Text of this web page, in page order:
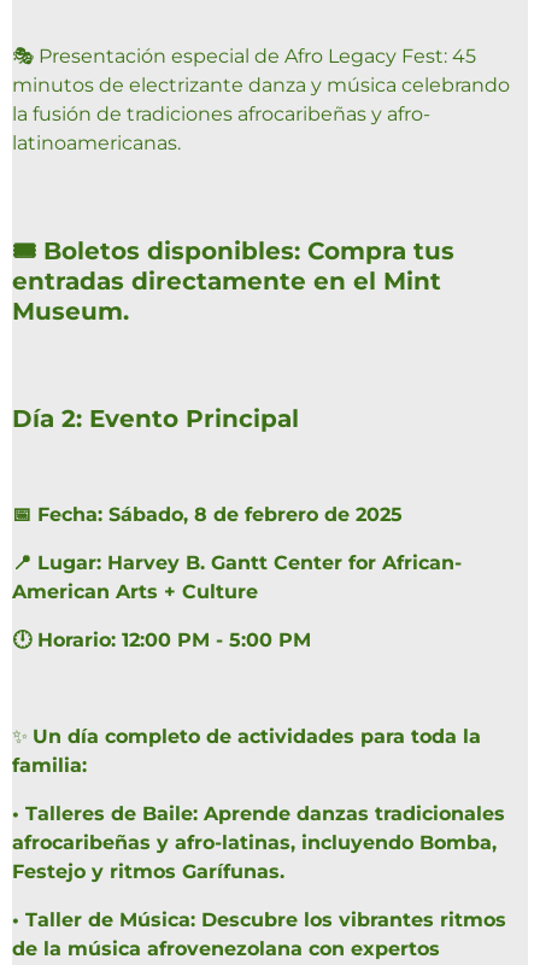
🎭 Presentación especial de Afro Legacy Fest: 45
minutos de electrizante danza y música celebrando
la fusión de tradiciones afrocaribeñas y afro-
latinoamericanas.
🎟️ Boletos disponibles: Compra tus
entradas directamente en el Mint
Museum.
Día 2: Evento Principal
📅 Fecha: Sábado, 8 de febrero de 2025
📍 Lugar: Harvey B. Gantt Center for African-
American Arts + Culture
🕛 Horario: 12:00 PM - 5:00 PM
✨ Un día completo de actividades para toda la
familia:
• Talleres de Baile: Aprende danzas tradicionales
afrocaribeñas y afro-latinas, incluyendo Bomba,
Festejo y ritmos Garífunas.
• Taller de Música: Descubre los vibrantes ritmos
de la música afrovenezolana con expertos